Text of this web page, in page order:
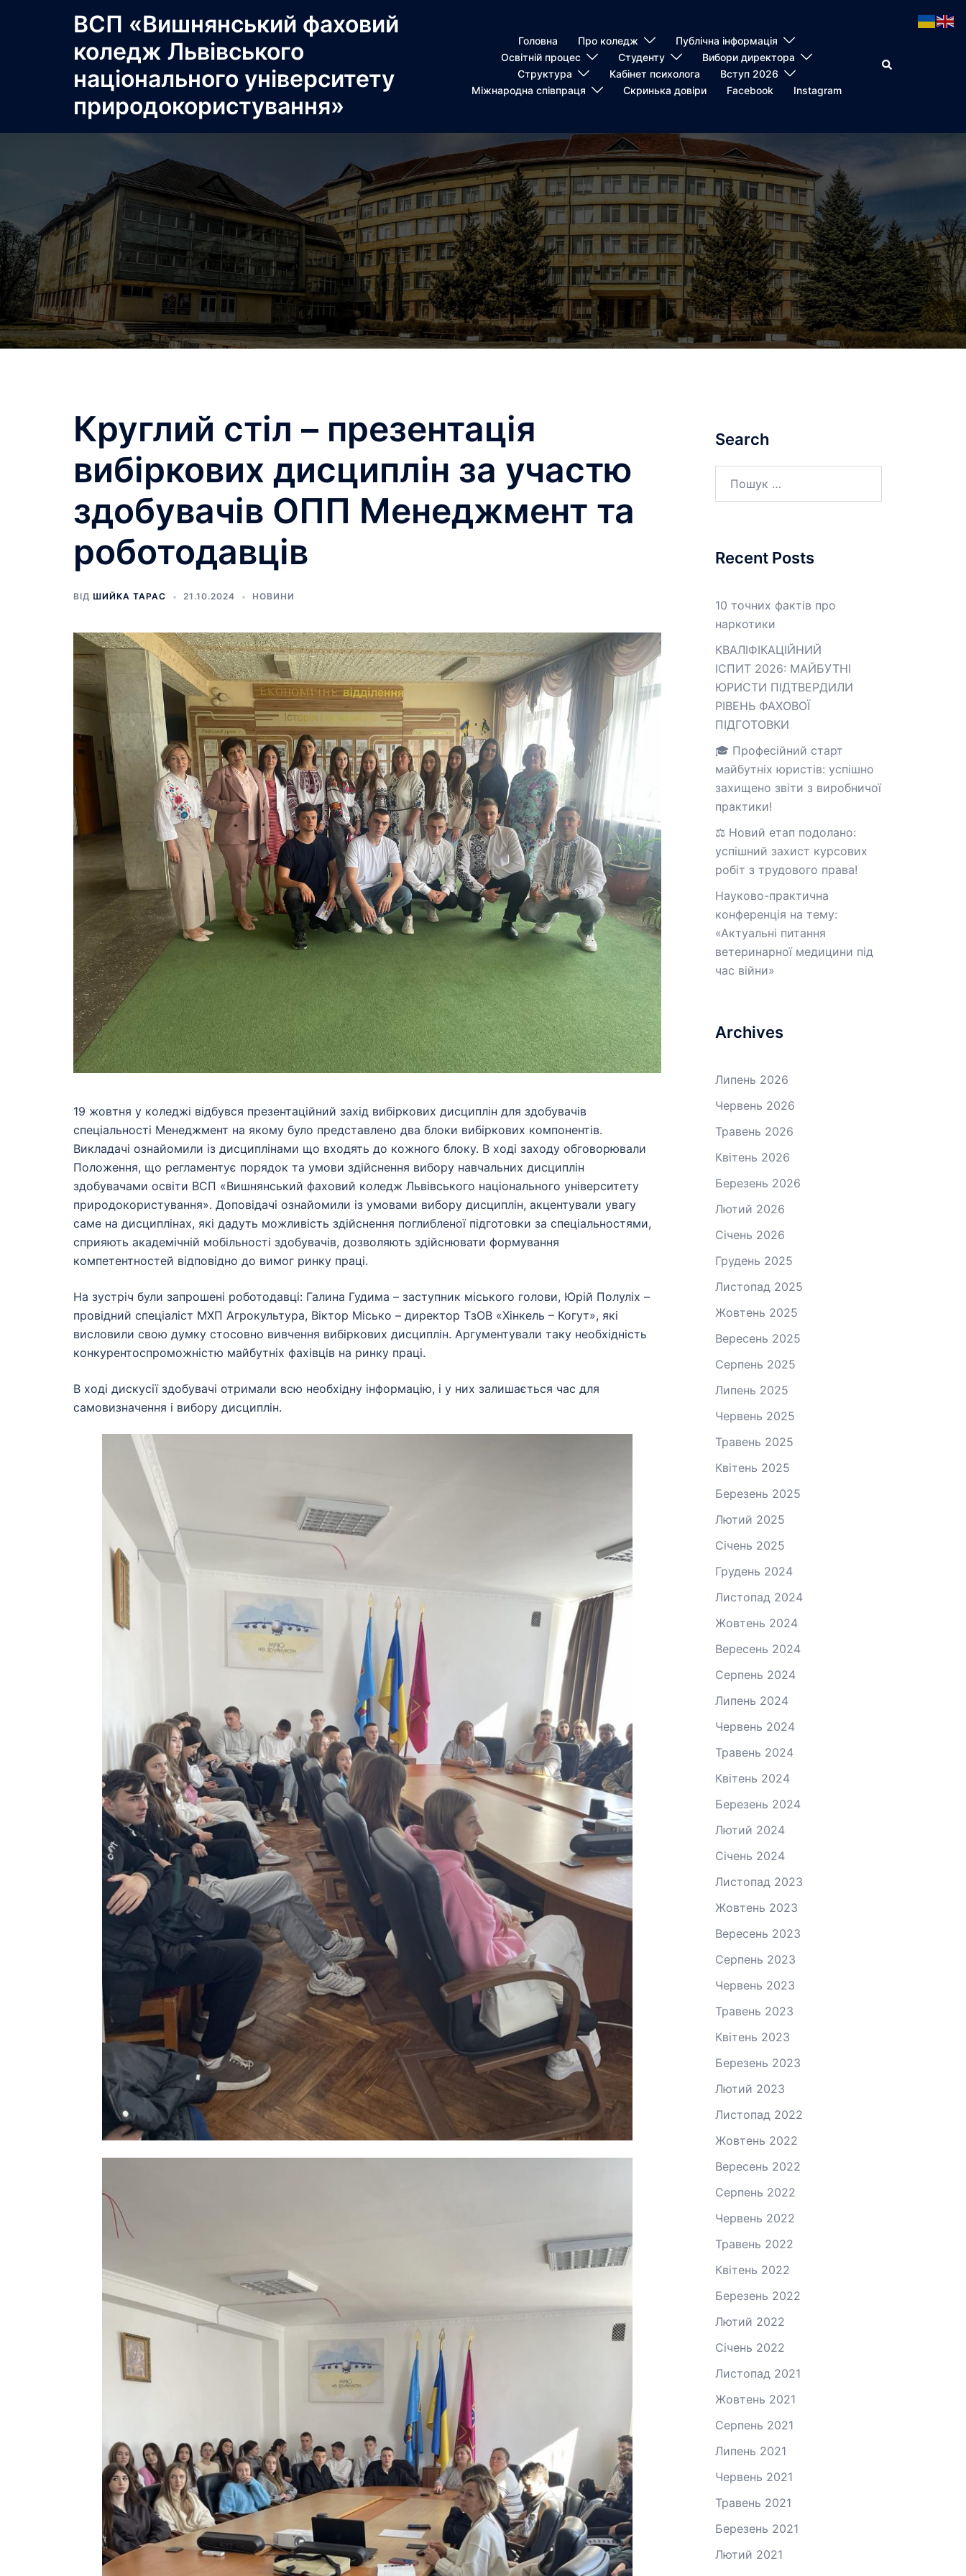
ВСП «Вишнянський фаховий
коледж Львівського
національного університету
природокористування»
Головна Про коледж
Публічна інформація
Освітній процес
Студенту
Вибори директора
Структура
Кабінет психолога
Вступ 2026
Міжнародна співпраця
Скринька довіри Facebook Instagram
Пошук
Круглий стіл – презентація
вибіркових дисциплін за участю
здобувачів ОПП Менеджмент та
роботодавців
ВІД ШИЙКА ТАРАС 21.10.2024 НОВИНИ
19 жовтня у коледжі відбувся презентаційний захід вибіркових дисциплін для здобувачів
спеціальності Менеджмент на якому було представлено два блоки вибіркових компонентів.
Викладачі ознайомили із дисциплінами що входять до кожного блоку. В ході заходу обговорювали
Положення, що регламентує порядок та умови здійснення вибору навчальних дисциплін
здобувачами освіти ВСП «Вишнянський фаховий коледж Львівського національного університету
природокористування». Доповідачі ознайомили із умовами вибору дисциплін, акцентували увагу
саме на дисциплінах, які дадуть можливість здійснення поглибленої підготовки за спеціальностями,
сприяють академічній мобільності здобувачів, дозволяють здійснювати формування
компетентностей відповідно до вимог ринку праці.
На зустріч були запрошені роботодавці: Галина Гудима – заступник міського голови, Юрій Полуліх –
провідний спеціаліст МХП Агрокультура, Віктор Місько – директор ТзОВ «Хінкель – Когут», які
висловили свою думку стосовно вивчення вибіркових дисциплін. Аргументували таку необхідність
конкурентоспроможністю майбутніх фахівців на ринку праці.
В ході дискусії здобувачі отримали всю необхідну інформацію, і у них залишається час для
самовизначення і вибору дисциплін.
Search
Recent Posts
10 точних фактів про
наркотики
КВАЛІФІКАЦІЙНИЙ
ІСПИТ 2026: МАЙБУТНІ
ЮРИСТИ ПІДТВЕРДИЛИ
РІВЕНЬ ФАХОВОЇ
ПІДГОТОВКИ
🎓 Професійний старт
майбутніх юристів: успішно
захищено звіти з виробничої
практики!
⚖️ Новий етап подолано:
успішний захист курсових
робіт з трудового права!
Науково-практична
конференція на тему:
«Актуальні питання
ветеринарної медицини під
час війни»
Archives
Липень 2026
Червень 2026
Травень 2026
Квітень 2026
Березень 2026
Лютий 2026
Січень 2026
Грудень 2025
Листопад 2025
Жовтень 2025
Вересень 2025
Серпень 2025
Липень 2025
Червень 2025
Травень 2025
Квітень 2025
Березень 2025
Лютий 2025
Січень 2025
Грудень 2024
Листопад 2024
Жовтень 2024
Вересень 2024
Серпень 2024
Липень 2024
Червень 2024
Травень 2024
Квітень 2024
Березень 2024
Лютий 2024
Січень 2024
Листопад 2023
Жовтень 2023
Вересень 2023
Серпень 2023
Червень 2023
Травень 2023
Квітень 2023
Березень 2023
Лютий 2023
Листопад 2022
Жовтень 2022
Вересень 2022
Серпень 2022
Червень 2022
Травень 2022
Квітень 2022
Березень 2022
Лютий 2022
Січень 2022
Листопад 2021
Жовтень 2021
Серпень 2021
Липень 2021
Червень 2021
Травень 2021
Березень 2021
Лютий 2021